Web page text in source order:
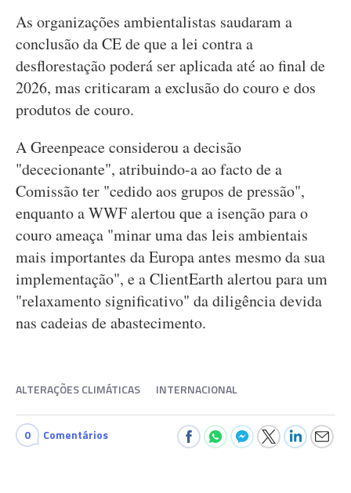
As organizações ambientalistas saudaram a
conclusão da CE de que a lei contra a
desflorestação poderá ser aplicada até ao final de
2026, mas criticaram a exclusão do couro e dos
produtos de couro.
A Greenpeace considerou a decisão
"dececionante", atribuindo-a ao facto de a
Comissão ter "cedido aos grupos de pressão",
enquanto a WWF alertou que a isenção para o
couro ameaça "minar uma das leis ambientais
mais importantes da Europa antes mesmo da sua
implementação", e a ClientEarth alertou para um
"relaxamento significativo" da diligência devida
nas cadeias de abastecimento.
ALTERAÇÕES CLIMÁTICAS INTERNACIONAL
0 Comentários